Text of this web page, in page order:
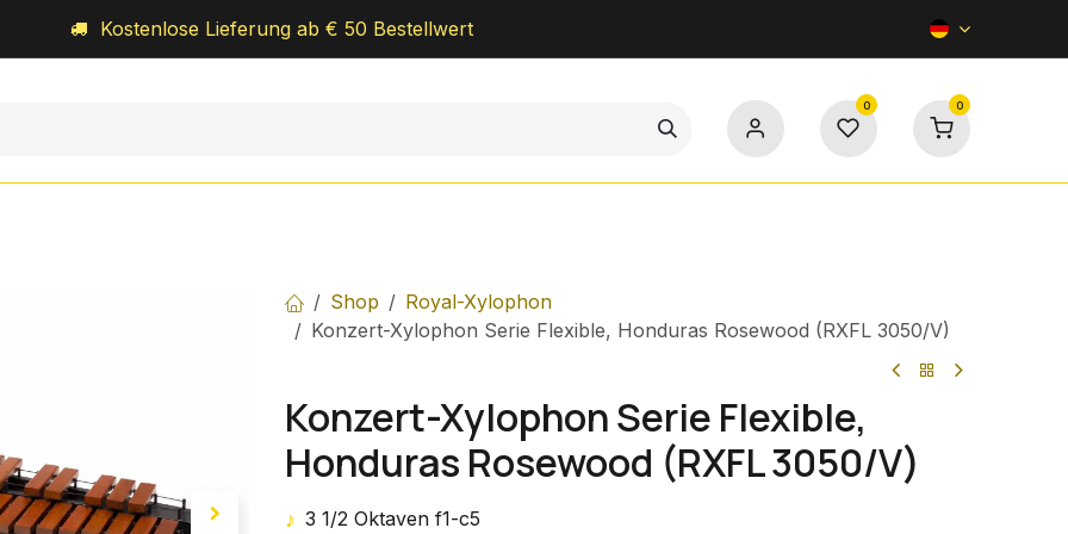
Kostenlose Lieferung ab € 50 Bestellwert
0
0
Shop
Royal-Xylophon
Konzert-Xylophon Serie Flexible, Honduras Rosewood (RXFL 3050/V)
Konzert-Xylophon Serie Flexible,
Honduras Rosewood (RXFL 3050/V)
♪ 3 1/2 Oktaven f1-c5